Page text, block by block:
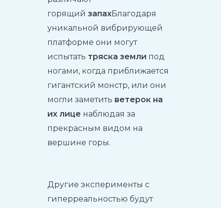
горящийзапахБлагодаря
уникальной вибрирующей
платформе они могут
испытать тряска земли под
ногами, когда приближается
гигантский монстр, или они
могли заметить ветерок на
их лице наблюдая за
прекрасным видом на
вершине горы.
Другие эксперименты с
гиперреальностью будут